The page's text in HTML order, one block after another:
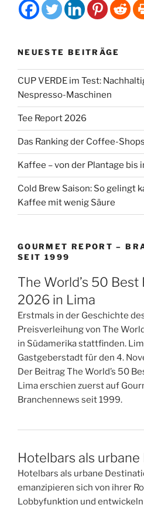
NEUESTE BEITRÄGE
CUP VERDE im Test:
Nespresso-Maschinen
Tee Report 2026
Das Ranking der Coffee-
Kaffee – von der Plantage bis
Cold Brew Saison: So gelingt
Kaffee mit wenig Säure
GOURMET REPORT –
SEIT 1999
The World’s 50 Best
2026 in Lima
Erstmals in der Geschichte
Preisverleihung von The
in Südamerika stattfinden.
Gastgeberstadt für den 4.
Der Beitrag The World’s 50
Lima erschien zuerst auf
Branchennews seit 1999.
Hotelbars als
Hotelbars als urbane
emanzipieren sich von ihrer
Lobbyfunktion und